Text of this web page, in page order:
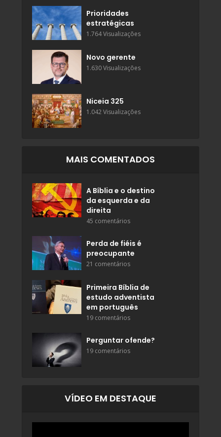
Prioridades
estratégicas
1.764 Visualizações
Novo gerente
1.630 Visualizações
Niceia 325
1.042 Visualizações
MAIS COMENTADOS
A Bíblia e o destino
da esquerda e da
direita
45 comentários
Perda de fiéis é
preocupante
21 comentários
Primeira Bíblia de
estudo adventista
em português
19 comentários
Perguntar ofende?
19 comentários
VÍDEO EM DESTAQUE